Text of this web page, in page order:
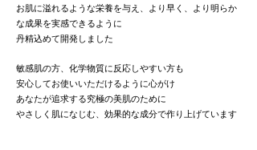
お肌に溢れるような栄養を与え、より早く、より明らか
な成果を実感できるように
丹精込めて開発しました
敏感肌の方、化学物質に反応しやすい方も
安心してお使いいただけるように心がけ
あなたが追求する究極の美肌のために
やさしく肌になじむ、効果的な成分で作り上げています